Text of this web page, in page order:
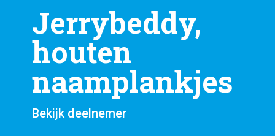
Jerrybeddy,
houten
naamplankjes
Bekijk deelnemer